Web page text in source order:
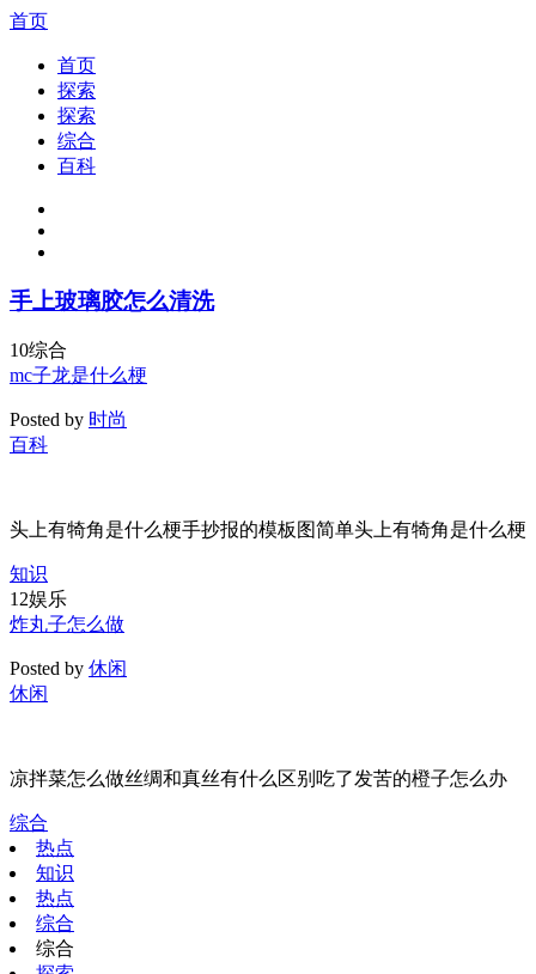
首页
首页
探索
探索
综合
百科
手上玻璃胶怎么清洗
10综合
mc子龙是什么梗
Posted by 时尚
百科
头上有犄角是什么梗手抄报的模板图简单头上有犄角是什么梗
知识
12娱乐
炸丸子怎么做
Posted by 休闲
休闲
凉拌菜怎么做丝绸和真丝有什么区别吃了发苦的橙子怎么办
综合
热点
知识
热点
综合
综合